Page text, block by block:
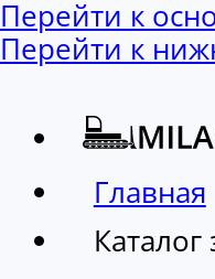
Перейти к
Перейти к
Главная
Каталог